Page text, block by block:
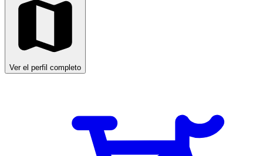
Ver el perfil completo